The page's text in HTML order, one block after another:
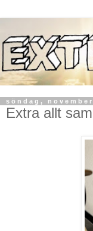
söndag, november
Extra allt